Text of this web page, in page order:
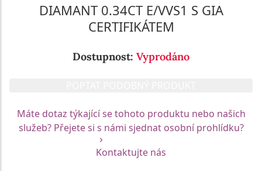
DIAMANT 0.34CT E/VVS1 S GIA
CERTIFIKÁTEM
Dostupnost: Vyprodáno
Máte dotaz týkající se tohoto produktu nebo našich
služeb? Přejete si s námi sjednat osobní prohlídku?
Kontaktujte nás